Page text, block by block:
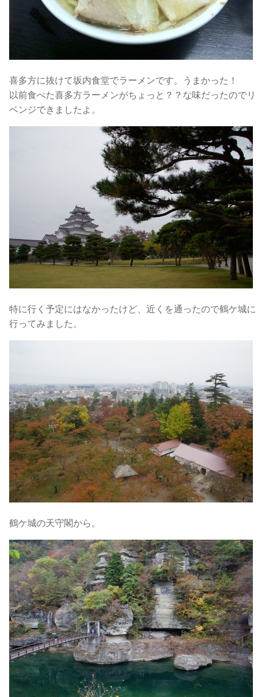
喜多方に抜けて坂内食堂でラーメンです。うまかった！
以前食べた喜多方ラーメンがちょっと？？な味だったのでリ
ベンジできましたよ。
特に行く予定にはなかったけど、近くを通ったので鶴ケ城に
行ってみました。
鶴ケ城の天守閣から。